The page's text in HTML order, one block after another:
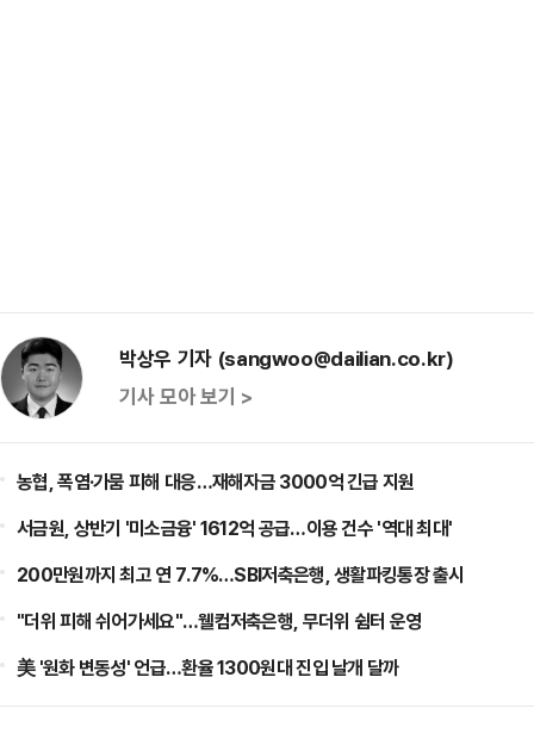
박상우 기자 (sangwoo@dailian.co.kr)
기사 모아 보기 >
농협, 폭염·가뭄 피해 대응…재해자금 3000억 긴급 지원
서금원, 상반기 '미소금융' 1612억 공급…이용 건수 '역대 최대'
200만원까지 최고 연 7.7%…SBI저축은행, 생활파킹통장 출시
"더위 피해 쉬어가세요"…웰컴저축은행, 무더위 쉼터 운영
美 '원화 변동성' 언급…환율 1300원대 진입 날개 달까